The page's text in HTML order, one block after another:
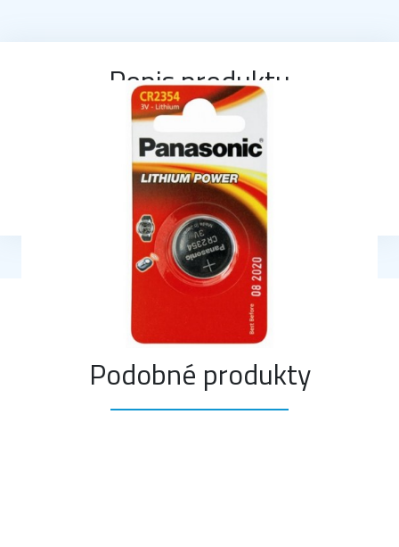
Popis produktu
Rozmery:23mm x 5,4mm
Podobné produkty